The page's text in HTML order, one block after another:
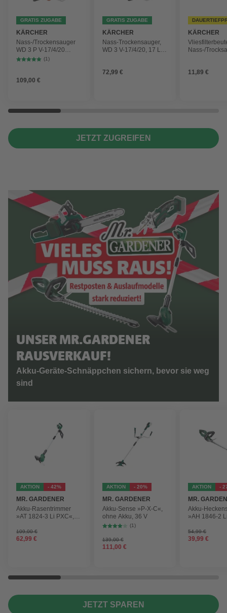
GRATIS ZUGABE
KÄRCHER
Nass-/Trockensauger
WD 3 P V-17/4/20
Workshop mit
(1)
109,00 €
GRATIS ZUGABE
KÄRCHER
Nass-Trockensauger,
WD 3 V-17/4/20, 17 L,
72,99 €
KÄRCHER
Nass-/
4 Stück
11,89 €
JETZT ZUGREIFEN
UNSER MR.GARDENER
RAUSVERKAUF!
Akku-Geräte-Schnäppchen sichern, bevor sie weg
sind
AKTION - 42%
MR. GARDENER
Akku-Rasentrimmer
»AT 1824-3 Li PXC«,
109,00 €
62,99 €
AKTION - 20%
MR. GARDENER
Akku-Sense »P-X-C«,
ohne Akku, 36 V
(1)
139,00 €
111,00 €
AKTION -
MR.
Akku-
»AH 1846-2
54,99 €
39,99 €
JETZT SPAREN